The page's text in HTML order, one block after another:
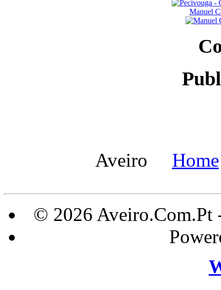
Manuel
Aveiro Home
© 2026 Aveiro.Com.Pt